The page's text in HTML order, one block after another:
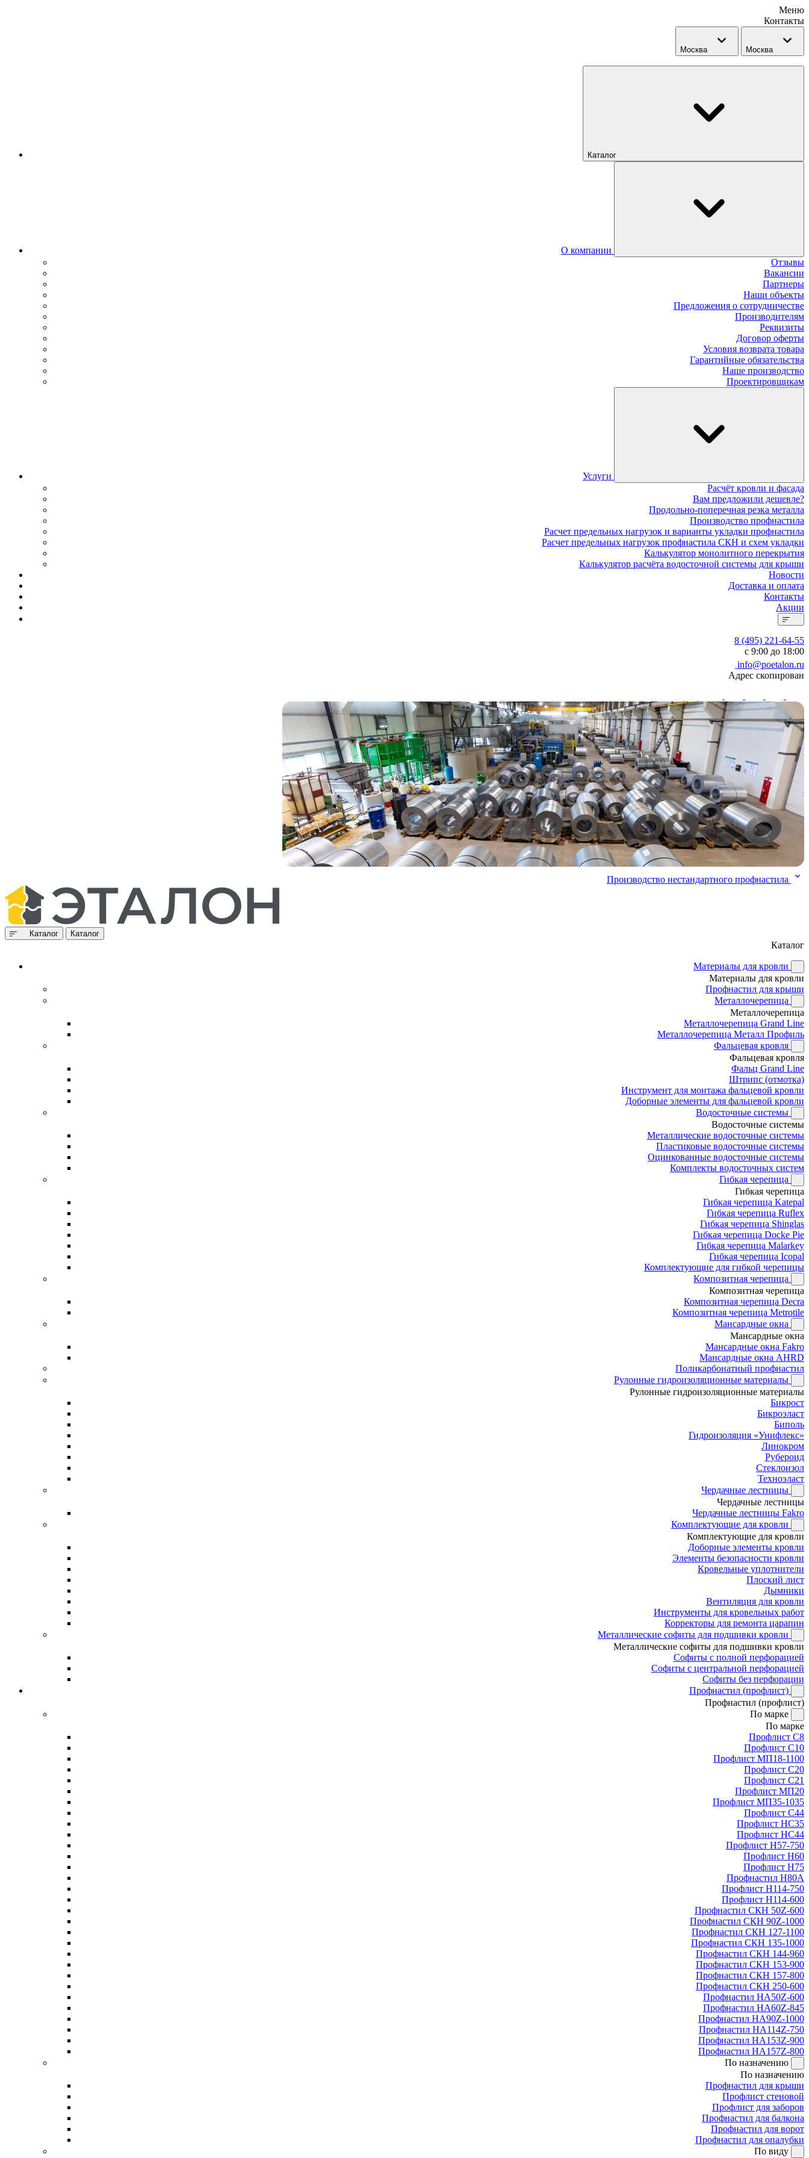
Меню
Контакты
Москва Москва
Каталог
О компании
Отзывы
Вакансии
Партнеры
Наши объекты
Предложения о сотрудничестве
Производителям
Реквизиты
Договор оферты
Условия возврата товара
Гарантийные обязательства
Наше производство
Проектировщикам
Услуги
Расчёт кровли и фасада
Вам предложили дешевле?
Продольно-поперечная резка металла
Производство профнастила
Расчет предельных нагрузок и варианты укладки профнастила
Расчет предельных нагрузок профнастила СКН и схем укладки
Калькулятор монолитного перекрытия
Калькулятор расчёта водосточной системы для крыши
Новости
Доставка и оплата
Контакты
Акции
8 (495) 221-64-55
с 9:00 до 18:00
info@poetalon.ru
Адрес скопирован
Производство нестандартного профнастила
Каталог Каталог
Каталог
Материалы для кровли
Материалы для кровли
Профнастил для крыши
Металлочерепица
Металлочерепица
Металлочерепица Grand Line
Металлочерепица Металл Профиль
Фальцевая кровля
Фальцевая кровля
Фальц Grand Line
Штрипс (отмотка)
Инструмент для монтажа фальцевой кровли
Доборные элементы для фальцевой кровли
Водосточные системы
Водосточные системы
Металлические водосточные системы
Пластиковые водосточные системы
Оцинкованные водосточные системы
Комплекты водосточных систем
Гибкая черепица
Гибкая черепица
Гибкая черепица Katepal
Гибкая черепица Ruflex
Гибкая черепица Shinglas
Гибкая черепица Docke Pie
Гибкая черепица Malarkey
Гибкая черепица Icopal
Комплектующие для гибкой черепицы
Композитная черепица
Композитная черепица
Композитная черепица Decra
Композитная черепица Metrotile
Мансардные окна
Мансардные окна
Мансардные окна Fakro
Мансардные окна AHRD
Поликарбонатный профнастил
Рулонные гидроизоляционные материалы
Рулонные гидроизоляционные материалы
Бикрост
Бикроэласт
Биполь
Гидроизоляция «Унифлекс»
Линокром
Рубероид
Стеклоизол
Техноэласт
Чердачные лестницы
Чердачные лестницы
Чердачные лестницы Fakro
Комплектующие для кровли
Комплектующие для кровли
Доборные элементы кровли
Элементы безопасности кровли
Кровельные уплотнители
Плоский лист
Дымники
Вентиляция для кровли
Инструменты для кровельных работ
Корректоры для ремонта царапин
Металлические софиты для подшивки кровли
Металлические софиты для подшивки кровли
Софиты с полной перфорацией
Софиты с центральной перфорацией
Софиты без перфорации
Профнастил (профлист)
Профнастил (профлист)
По марке
По марке
Профлист С8
Профлист С10
Профлист МП18-1100
Профлист С20
Профлист С21
Профлист МП20
Профлист МП35-1035
Профлист С44
Профлист НС35
Профлист НС44
Профлист Н57-750
Профлист Н60
Профлист Н75
Профнастил Н80А
Профлист Н114-750
Профлист Н114-600
Профнастил СКН 50Z-600
Профнастил СКН 90Z-1000
Профнастил СКН 127-1100
Профнастил СКН 135-1000
Профнастил СКН 144-960
Профнастил СКН 153-900
Профнастил СКН 157-800
Профнастил СКН 250-600
Профнастил НА50Z-600
Профнастил НА60Z-845
Профнастил НА90Z-1000
Профнастил НА114Z-750
Профнастил НА153Z-900
Профнастил НА157Z-800
По назначению
По назначению
Профнастил для крыши
Профлист стеновой
Профлист для заборов
Профнастил для балкона
Профнастил для ворот
Профнастил для опалубки
По виду